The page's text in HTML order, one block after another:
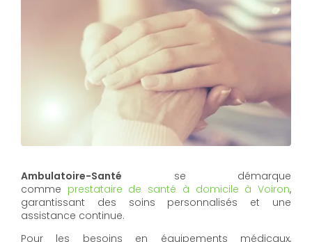
Ambulatoire-Santé se démarque
comme prestataire de santé à domicile à Voiron,
garantissant des soins personnalisés et une
assistance continue.
Pour les besoins en équipements médicaux,